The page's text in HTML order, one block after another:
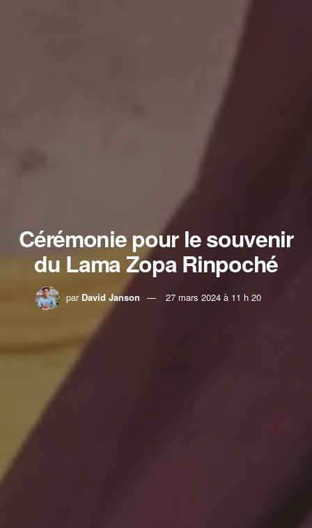
Cérémonie pour le souvenir
du Lama Zopa Rinpoché
par David Janson 27 mars 2024 à 11 h 20